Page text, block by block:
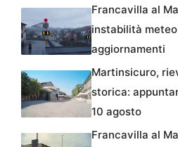
Francavilla al
instabilità
aggiornamenti
Martinsicuro,
storica:
10 agosto
Francavilla al